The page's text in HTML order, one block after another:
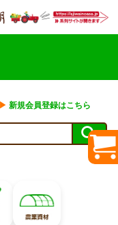
▶︎ 新規会員登録はこちら